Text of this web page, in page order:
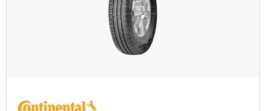
Lengvasis automobilis (20)